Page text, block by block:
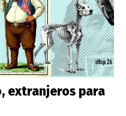
extranjeros para